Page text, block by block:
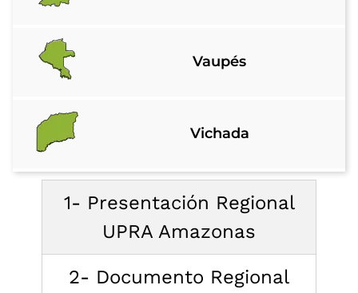
Vaupés
Vichada
1- Presentación Regional
UPRA Amazonas
2- Documento Regional